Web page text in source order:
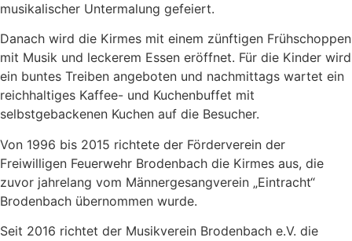
musikalischer Untermalung gefeiert.
Danach wird die Kirmes mit einem zünftigen Frühschoppen
mit Musik und leckerem Essen eröffnet. Für die Kinder wird
ein buntes Treiben angeboten und nachmittags wartet ein
reichhaltiges Kaffee- und Kuchenbuffet mit
selbstgebackenen Kuchen auf die Besucher.
Von 1996 bis 2015 richtete der Förderverein der
Freiwilligen Feuerwehr Brodenbach die Kirmes aus, die
zuvor jahrelang vom Männergesangverein „Eintracht“
Brodenbach übernommen wurde.
Seit 2016 richtet der Musikverein Brodenbach e.V. die